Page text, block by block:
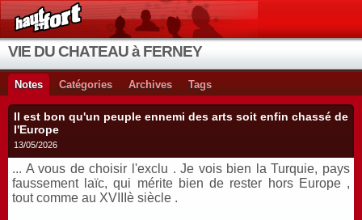
VIE DU CHATEAU à FERNEY
Notes Catégories Archives Tags
Il est bon qu'un peuple ennemi des arts soit enfin chassé de
l'Europe
13/05/2026
... A vous de choisir l'exclu . Je vois bien la Turquie, pays
faussement laïc, qui mérite bien de rester hors Europe ,
tout comme au XVIIIè siècle .